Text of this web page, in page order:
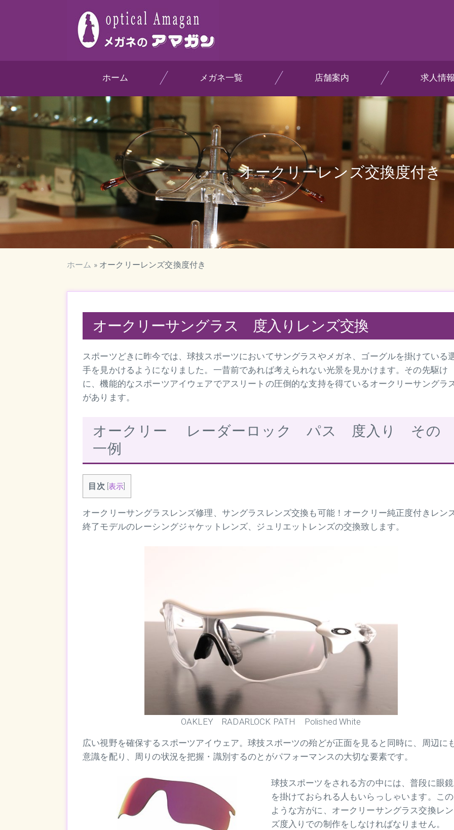
ホーム メガネ一覧 店舗案内 求人情
オークリーレンズ交換度付き
ホーム » オークリーレンズ交換度付き
オークリーサングラス 度入りレンズ交換
スポーツどきに昨今では、球技スポーツにおいてサングラスやメガネ、ゴーグルを掛けている
手を見かけるようになりました。一昔前であれば考えられない光景を見かけます。その先駆け
に、機能的なスポーツアイウェアでアスリートの圧倒的な支持を得ているオークリーサングラ
があります。
オークリー レーダーロック パス 度入り その
一例
目次 [表示
オークリーサングラスレンズ修理、サングラスレンズ交換も可能！オークリー純正度付きレン
終了モデルのレーシングジャケットレンズ、ジュリエットレンズの交換致します。
OAKLEY RADARLOCK PATH Polished White
広い視野を確保するスポーツアイウェア。球技スポーツの殆どが正面を見ると同時に、周辺に
意識を配り、周りの状況を把握・識別するのとがパフォーマンスの大切な要素です。
球技スポーツをされる方の中には、普段に眼鏡
を掛けておられる人もいらっしゃいます。この
ような方がに、オークリーサングラス交換レン
ズ度入りでの制作をしなければなりません。